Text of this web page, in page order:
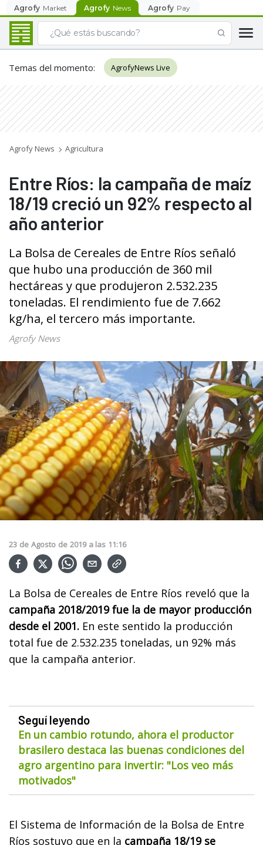
Agrofy Market Agrofy News Agrofy Pay
Temas del momento: AgrofyNews Live
Agrofy News Agricultura
Entre Ríos: la campaña de maíz
18/19 creció un 92% respecto al
año anterior
La Bolsa de Cereales de Entre Ríos señaló
que hubo una producción de 360 mil
hectáreas y que produjeron 2.532.235
toneladas. El rendimiento fue de 7.662
kg/ha, el tercero más importante.
Agrofy News
23 de Agosto de 2019 a las 11:16
La Bolsa de Cereales de Entre Ríos reveló que la
campaña 2018/2019 fue la de mayor producción
desde el 2001. En este sentido la producción
total fue de 2.532.235 toneladas, un 92% más
que la campaña anterior.
Seguí leyendo
En un cambio rotundo, ahora el productor
brasilero destaca las buenas condiciones del
agro argentino para invertir: "Los veo más
motivados"
El Sistema de Información de la Bolsa de Entre
Ríos sostuvo que en la campaña 18/19 se